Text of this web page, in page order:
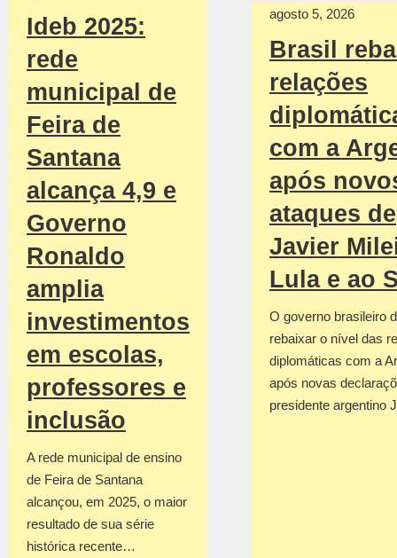
Ideb 2025:
rede
municipal de
Feira de
Santana
alcança 4,9 e
Governo
Ronaldo
amplia
investimentos
em escolas,
professores e
inclusão
A rede municipal de ensino
de Feira de Santana
alcançou, em 2025, o maior
resultado de sua série
histórica recente…
agosto 5, 2026
Brasil
relações
com a
após
ataques de
Javier
Lula e ao
O governo brasileiro
rebaixar o nível das
diplomáticas com a
após novas
presidente argentino